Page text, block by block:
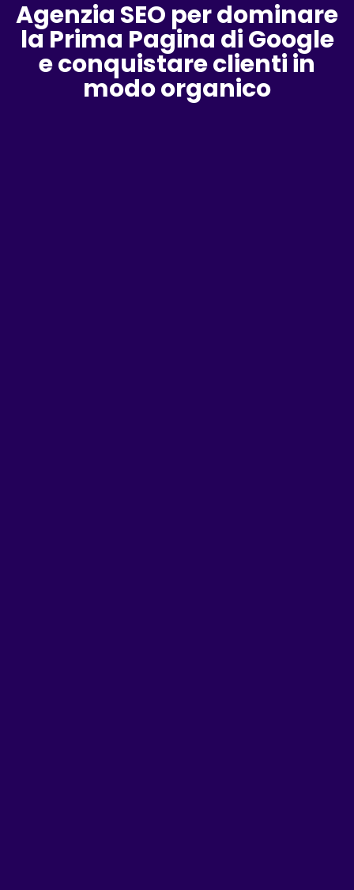
Agenzia SEO per dominare
la Prima Pagina di Google
e conquistare clienti in
modo organico